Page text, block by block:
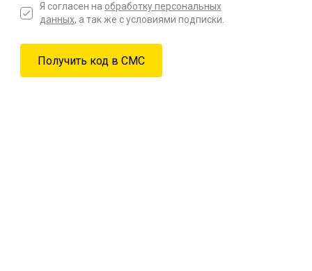
Я согласен на обработку персональных
данных, а так же с условиями подписки.